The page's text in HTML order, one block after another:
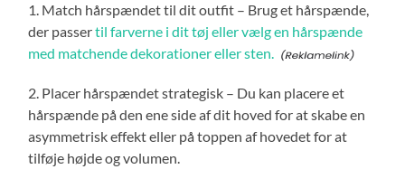
1. Match hårspændet til dit outfit – Brug et hårspænde,
der passertil farverne i dit tøj eller vælg en hårspænde
med matchende dekorationer eller sten.
2. Placer hårspændet strategisk – Du kan placere et
hårspænde på den ene side af dit hoved for at skabe en
asymmetrisk effekt eller på toppen af hovedet for at
tilføje højde og volumen.